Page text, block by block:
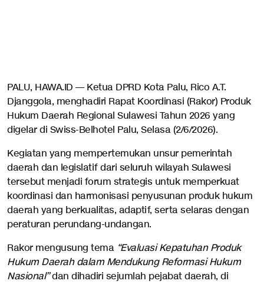
PALU, HAWA.ID — Ketua DPRD Kota Palu, Rico A.T.
Djanggola, menghadiri Rapat Koordinasi (Rakor) Produk
Hukum Daerah Regional Sulawesi Tahun 2026 yang
digelar di Swiss-Belhotel Palu, Selasa (2/6/2026).
Kegiatan yang mempertemukan unsur pemerintah
daerah dan legislatif dari seluruh wilayah Sulawesi
tersebut menjadi forum strategis untuk memperkuat
koordinasi dan harmonisasi penyusunan produk hukum
daerah yang berkualitas, adaptif, serta selaras dengan
peraturan perundang-undangan.
Rakor mengusung tema “Evaluasi Kepatuhan Produk
Hukum Daerah dalam Mendukung Reformasi Hukum
Nasional”dan dihadiri sejumlah pejabat daerah, di